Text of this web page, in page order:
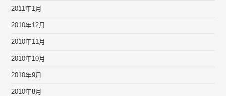
2011年1月
2010年12月
2010年11月
2010年10月
2010年9月
2010年8月